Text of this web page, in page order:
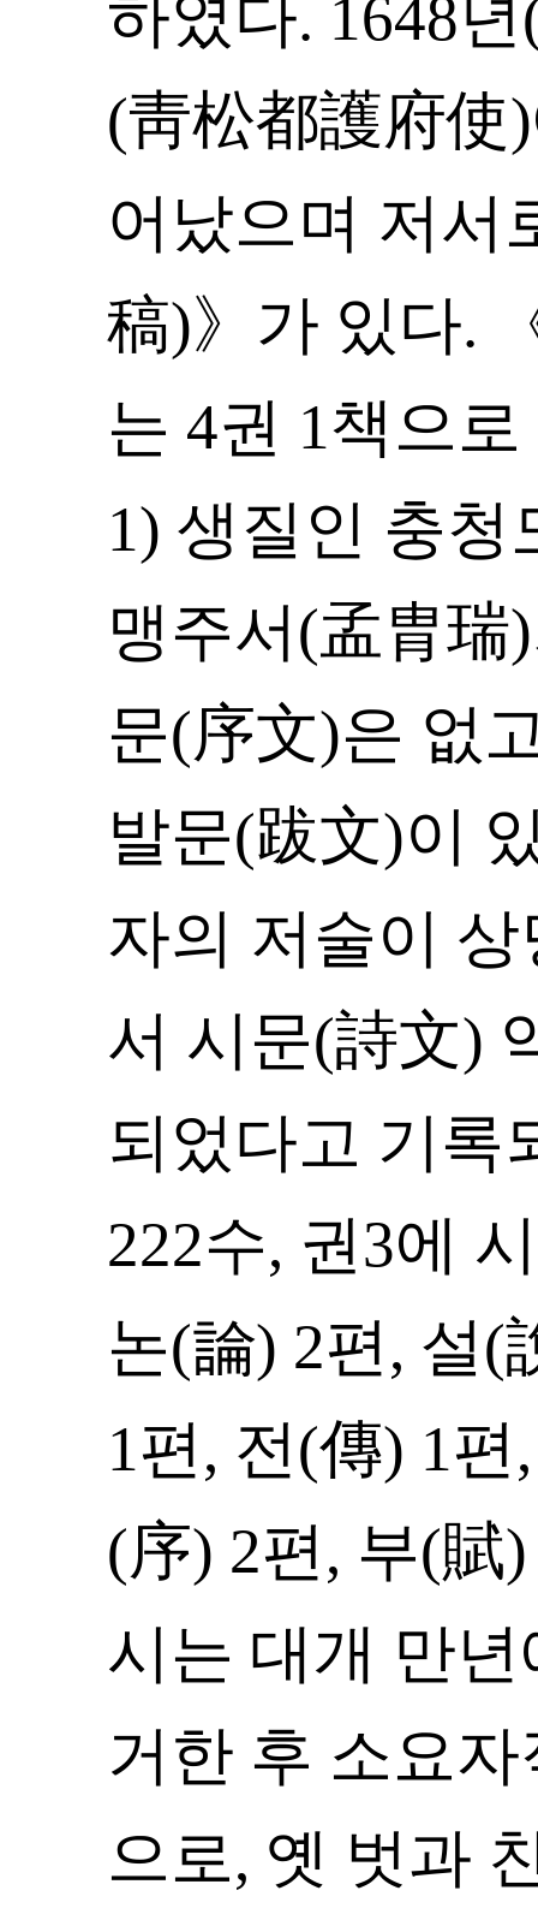
하였다. 1648
(靑松都護府使
어났으며 저서
稿)》가 있다.
는 4권 1책으
1) 생질인 충
맹주서(孟胄瑞
문(序文)은 없
발문(跋文)이
자의 저술이
서 시문(詩文)
되었다고 기록
222수, 권3에
논(論) 2편, 설(
1편, 전(傳) 1
(序) 2편, 부(賦
시는 대개 만
거한 후 소요
으로, 옛 벗과